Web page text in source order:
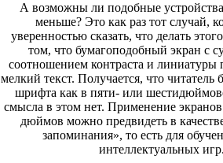
А возможны ли подобные
меньше? Это как раз тот случай,
уверенностью сказать, что делать
том, что бумагоподобный экран с
соотношением контраста и линиатуры
мелкий текст. Получается, что читатель
шрифта как в пяти- или
смысла в этом нет. Применение
дюймов можно предвидеть в
запоминания», то есть для
интеллектуальных